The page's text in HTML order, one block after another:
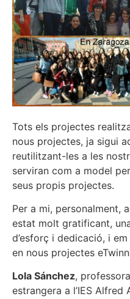
Tots els projectes
nous projectes, ja sigui
reutilitzant-les a les
serviran com a model
seus propis projectes.
Per a mi, personalment,
estat molt gratificant,
d’esforç i dedicació, i
en nous projectes
Lola Sánchez,
estrangera a l’IES Alfred